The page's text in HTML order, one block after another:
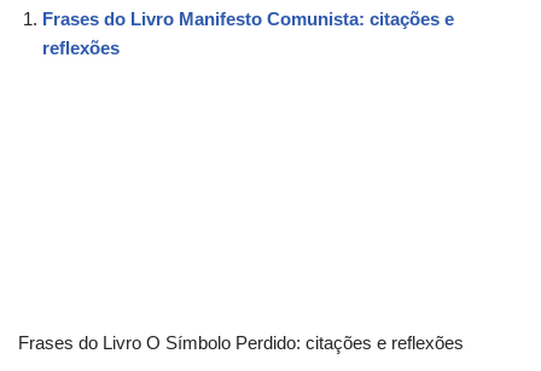
Frases do Livro Manifesto Comunista: citações e
reflexões
Frases do Livro O Símbolo Perdido: citações e reflexões